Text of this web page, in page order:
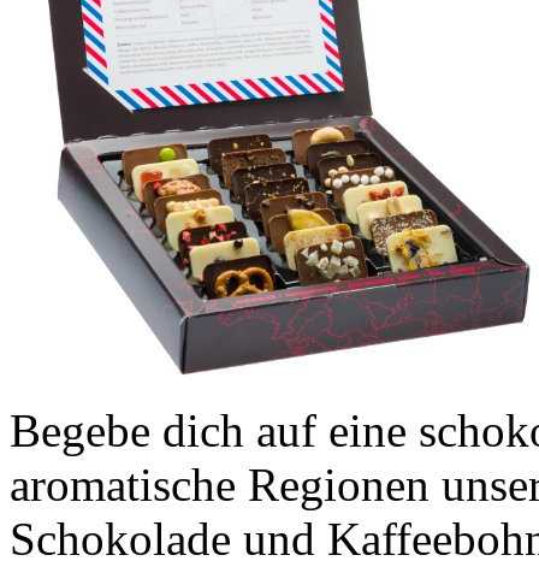
Begebe dich auf eine
aromatische Regionen
Schokolade und